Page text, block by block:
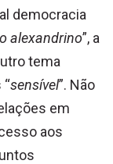
democracia
alexandrino”, a
tema
“sensível”. Não
em
aos